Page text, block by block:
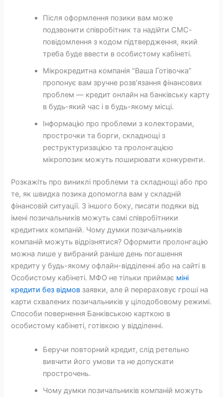
Після оформлення позики вам може
подзвонити співробітник та надійти СМС-
повідомлення з кодом підтвердження, який
треба буде ввести в особистому кабінеті.
Мікрокредитна компанія “Ваша Готівочка”
пропонує вам зручне розв’язання фінансових
проблем — кредит онлайн на банківську карту
в будь-який час і в будь-якому місці.
Інформацію про проблеми з колекторами,
прострочки та борги, складнощі з
реструктуризацією та пролонгацією
мікропозик можуть поширювати конкуренти.
Розкажіть про виниклі проблеми та складнощі або про
те, як швидка позика допомогла вам у складній
фінансовій ситуації. З іншого боку, писати подяки від
імені позичальників можуть самі співробітники
кредитних компаній. Чому думки позичальників
компаній можуть відрізнятися? Оформити пролонгацію
можна лише у вибраний раніше день погашення
кредиту у будь-якому офлайн-відділенні або на сайті в
Особистому кабінеті. МФО не тільки приймає міні
кредити без відмов заявки, але й перераховує гроші на
карти схвалених позичальників у цілодобовому режимі.
Способи повернення Банківською карткою в
особистому кабінеті, готівкою у відділенні.
Беручи повторний кредит, слід ретельно
вивчити його умови та не допускати
прострочень.
Чому думки позичальників компаній можуть